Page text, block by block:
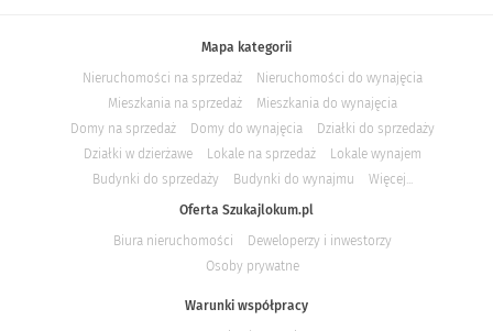
Mapa kategorii
Nieruchomości na sprzedaż
Nieruchomości do wynajęcia
Mieszkania na sprzedaż
Mieszkania do wynajęcia
Domy na sprzedaż
Domy do wynajęcia
Działki do sprzedaży
Działki w dzierżawe
Lokale na sprzedaż
Lokale wynajem
Budynki do sprzedaży
Budynki do wynajmu
Więcej...
Oferta Szukajlokum.pl
Biura nieruchomości
Deweloperzy i inwestorzy
Osoby prywatne
Warunki współpracy